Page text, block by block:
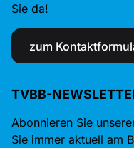
Sie da!
zum
TVBB-
Abonnieren Sie
Sie immer aktuell am